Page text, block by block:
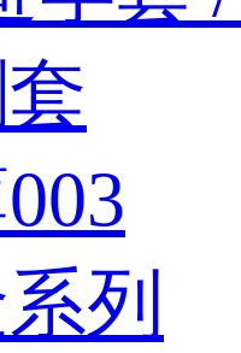
列